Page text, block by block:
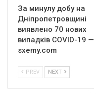
За минулу добу на
Дніпропетровщині
виявлено 70 нових
випадків COVID-19 —
sxemy.com
PREV NEXT